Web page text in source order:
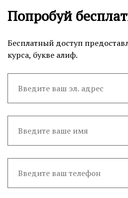
Попробуй
Бесплатный доступ
курса, букве алиф.